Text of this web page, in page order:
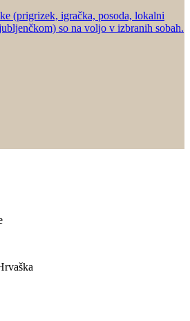
(prigrizek, igračka, posoda, lokalni
so na voljo v izbranih sobah.